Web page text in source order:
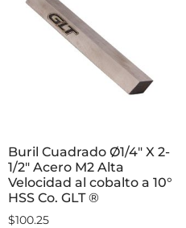
Buril Cuadrado Ø1/4″ X 2-
1/2″ Acero M2 Alta
Velocidad al cobalto a 10°
HSS Co. GLT ®
$100.25